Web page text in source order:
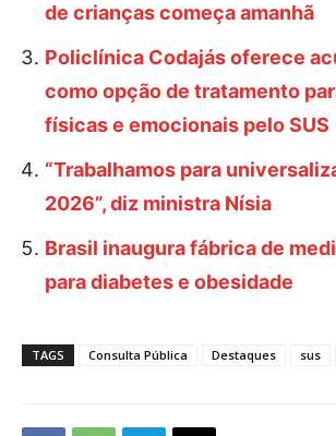
de crianças começa amanhã
Policlínica Codajás oferece
como opção de tratamento
físicas e emocionais pelo SUS
“Trabalhamos para
2026”, diz ministra Nísia
Brasil inaugura fábrica de
para diabetes e obesidade
TAGS Consulta Pública Destaques sus